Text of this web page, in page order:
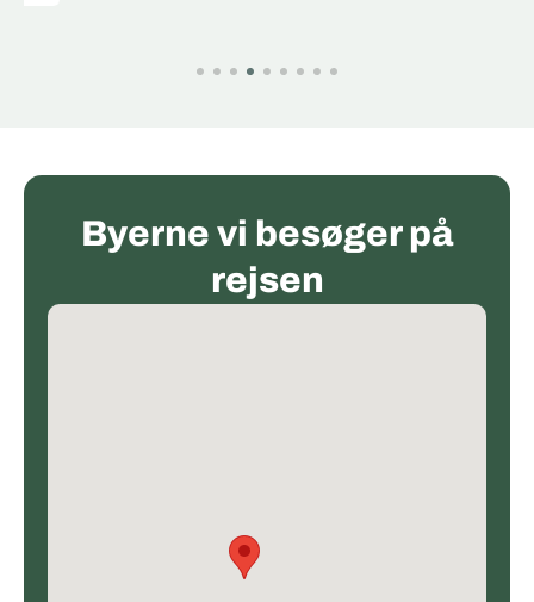
Byerne vi besøger på
rejsen